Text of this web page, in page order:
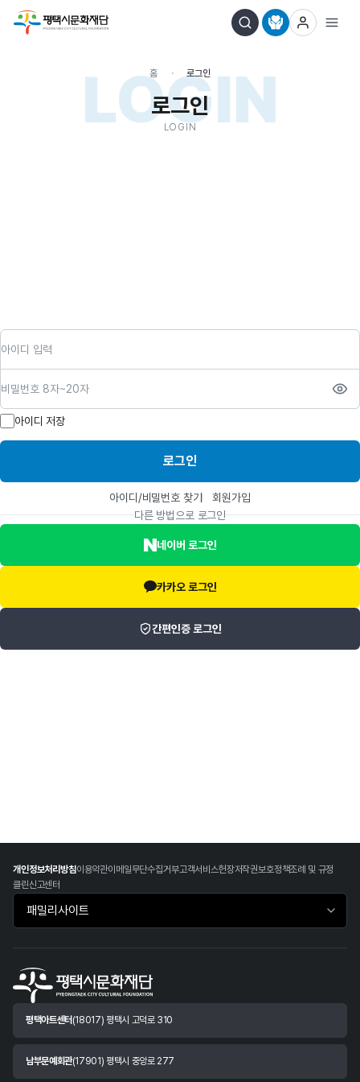
LOGIN
홈 로그인
로그인
LOGIN
아이디 저장
로그인
아이디/비밀번호 찾기
회원가입
다른 방법으로 로그인
네이버 로그인
카카오 로그인
간편인증 로그인
개인정보처리방침이용약관이메일무단수집거부고객서비스헌장저작권보호정책조례 및 규정
클린신고센터
패밀리사이트 바로가기
평택아트센터 (18017) 평택시 고덕로 310
남부문예회관(17901) 평택시 중앙로 277